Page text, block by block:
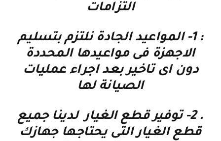
التزامات
: 1-
المواعيد الجادة نلتزم بتسليم
الاجهزة فى مواعيدها المحددة
دون اى تاخير بعد اجراء عمليات
الصيانة لها
. 2-
توفير قطع الغيار لدينا جميع
قطع الغيار التى يحتاجها جهازك